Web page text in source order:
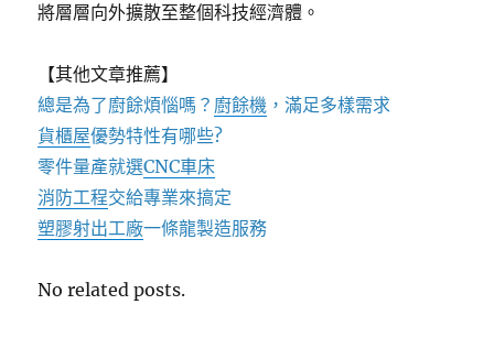
將層層向外擴散至整個科技經濟體。
【其他文章推薦】
總是為了廚餘煩惱嗎？ 廚餘機 ，滿足多樣需求
貨櫃屋優勢特性有哪些?
零件量產就選CNC車床
消防工程交給專業來搞定
塑膠射出工廠一條龍製造服務
No related posts.